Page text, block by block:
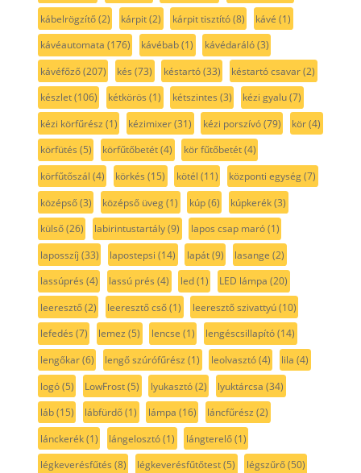
kábelrögzítő(2) kárpit(2) kárpit tisztító(8) kávé (1)
kávéautomata (176) kávébab(1) kávédaráló(3)
kávéfőző(207) kés (73) késtartó(33) késtartó csavar(2)
készlet(106) kétkörös (1) kétszintes (3) kézi gyalu(7)
kézi körfűrész (1) kézimixer(31) kézi porszívó(79) kör(4)
körfütés (5) körfűtőbetét(4) kör fűtőbetét(4)
körfűtőszál (4) körkés (15) kötél (11) központi egység(7)
középső(3) középső üveg(1) kúp(6) kúpkerék(3)
külső(26) labirintustartály(9) lapos csap maró(1)
laposszíj (33) lapostepsi (14) lapát(9) lasange (2)
lassúprés (4) lassú prés (4) led(1) LED lámpa (20)
leeresztő(2) leeresztő cső(1) leeresztő szivattyú(10)
lefedés (7) lemez (5) lencse (1) lengéscsillapító(14)
lengőkar(6) lengő szúrófűrész (1) leolvasztó(4) lila (4)
logó(5) LowFrost(5) lyukasztó(2) lyuktárcsa (34)
láb(15) lábfürdő(1) lámpa (16) láncfűrész (2)
lánckerék(1) lángelosztó(1) lángterelő(1)
légkeverésfűtés (8) légkeverésfűtőtest(5) légszűrő(50)